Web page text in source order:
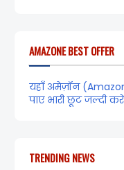
AMAZONE BEST OFFER
यहाँ अमेज़ॉन
पाए भारी छूट जल्दी करें
TRENDING NEWS